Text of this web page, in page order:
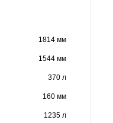
1814 мм
1544 мм
370 л
160 мм
1235 л